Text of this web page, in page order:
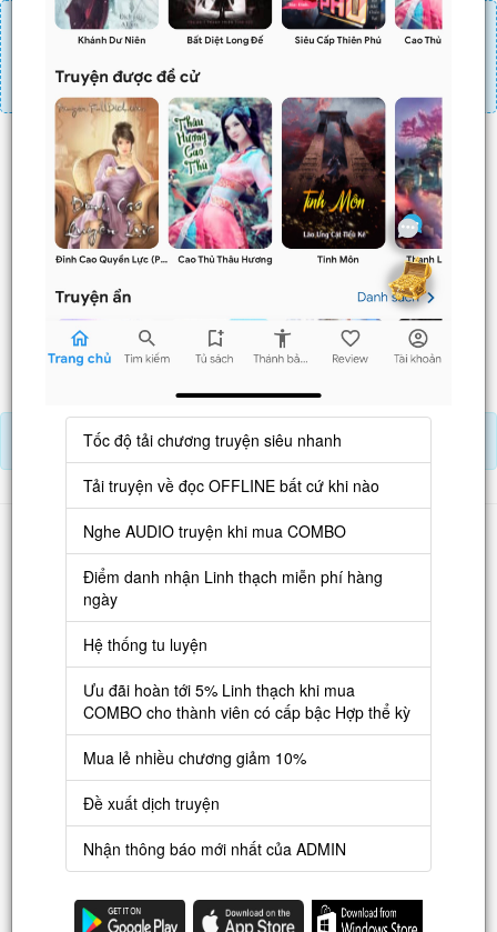
Mua 4 chương chỉ có tác dụng tiết kiệm thời gian.
Mua 4 chương thì 3 chương sau sẽ không phải ấn mua.
Ví dụ bạn đang ở chương 100 và mua 4 chương thì
101,102,103sẽ không phải ấn mua.
Trước Sau
Nạp Lịch Thạch
Danh sách
Truyện Hot
Truyện Full
Truyện Dịch Miễn Phí
Đăng ký tài khoản
Danh sách combo
Tốc độ tải chương truyện siêu nhanh
Tải truyện về đọc OFFLINE bất cứ khi nào
Nghe AUDIO truyện khi mua COMBO
Điểm danh nhận Linh thạch miễn phí hàng
ngày
Hệ thống tu luyện
Ưu đãi hoàn tới 5% Linh thạch khi mua
COMBO cho thành viên có cấp bậc Hợp thể kỳ
Mua lẻ nhiều chương giảm 10%
Đề xuất dịch truyện
Nhận thông báo mới nhất của ADMIN